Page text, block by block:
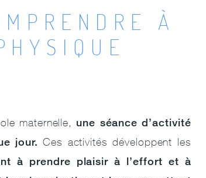
À
maternelle, une séance d’activité
jour. Ces activités développent les
à prendre plaisir à l’effort et à